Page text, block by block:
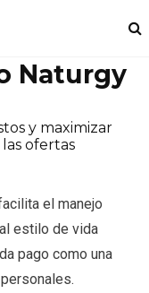
Naturgy
y maximizar
ofertas
el manejo
estilo de vida
pago como una